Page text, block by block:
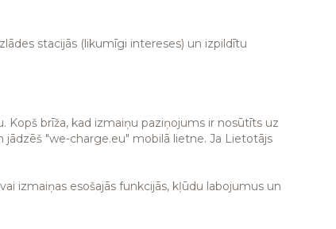
stacijās (likumīgi intereses) un izpildītu
Kopš brīža, kad izmaiņu paziņojums ir nosūtīts uz
"we-charge.eu" mobilā lietne. Ja Lietotājs
izmaiņas esošajās funkcijās, kļūdu labojumus un